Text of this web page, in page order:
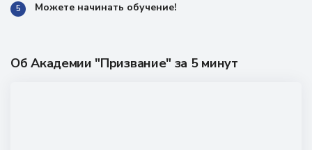
5 Можете начинать обучение!
Об Академии "Призвание" за 5 минут